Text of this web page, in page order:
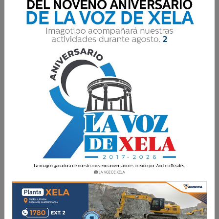
Lee el diario digital del
martes 30 de junio | #2419
Ediciones Digitales 30 Junio 2026 18:56
AÑO 9 · NÚMERO 2419 · QUETZALTENANGO, GUATEMALA
WWW.LAVOZDEXELA.COM ·     4919 3319
QUETZALTECA CORRERÁ EN
UNA DE LAS PRUEBAS MÁS
PRESTIGIOSAS DEL MUNDO
Inter Americana Plaza
abre sus puertas 8
LA VOZ DE LA SOCIEDAD